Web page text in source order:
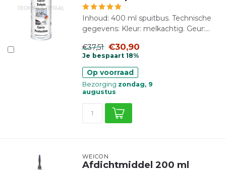
Inhoud: 400 ml spuitbus. Technische
gegevens: Kleur: melkachtig. Geur:...
€37,51 €30,90
Je bespaart 18%
Op voorraad
Bezorging zondag, 9
augustus
WEICON
Afdichtmiddel 200 ml